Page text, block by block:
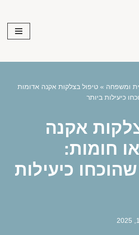
ומשפחה » טיפול בצלקות אקנה אדומות
כיעילות ביותר
אקנה
חומות:
כיעילות